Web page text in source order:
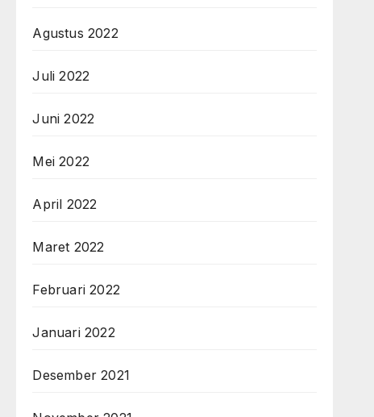
Agustus 2022
Juli 2022
Juni 2022
Mei 2022
April 2022
Maret 2022
Februari 2022
Januari 2022
Desember 2021